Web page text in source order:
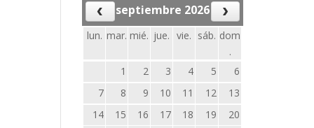
septiembre 2026
lun. mar. mié. jue. vie. sáb. dom
.
1
2 3 4 5
6
7
8 9 10 11 12
13
14
15 16 17 18 19
20